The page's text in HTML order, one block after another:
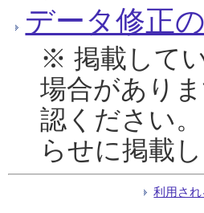
データ修正
※ 掲載して
場合があり
認ください
らせに掲載し
利用さ